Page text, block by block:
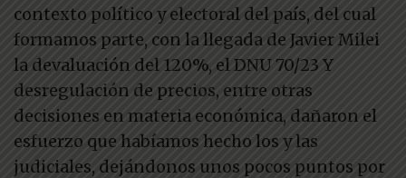
contexto político y electoral del país, del cual
formamos parte, con la llegada de Javier Milei
la devaluación del 120%, el DNU 70/23 Y
desregulación de precios, entre otras
decisiones en materia económica, dañaron el
esfuerzo que habíamos hecho los y las
judiciales, dejándonos unos pocos puntos por